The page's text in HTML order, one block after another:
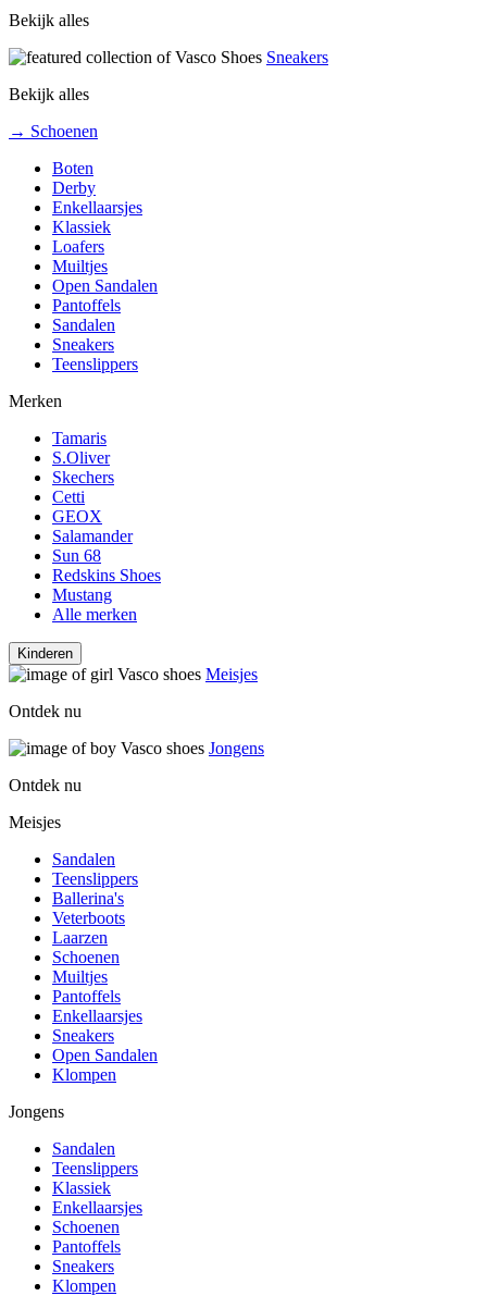
Bekijk alles
Sneakers
Bekijk alles
→ Schoenen
Boten
Derby
Enkellaarsjes
Klassiek
Loafers
Muiltjes
Open Sandalen
Pantoffels
Sandalen
Sneakers
Teenslippers
Merken
Tamaris
S.Oliver
Skechers
Cetti
GEOX
Salamander
Sun 68
Redskins Shoes
Mustang
Alle merken
Kinderen
Meisjes
Ontdek nu
Jongens
Ontdek nu
Meisjes
Sandalen
Teenslippers
Ballerina's
Veterboots
Laarzen
Schoenen
Muiltjes
Pantoffels
Enkellaarsjes
Sneakers
Open Sandalen
Klompen
Jongens
Sandalen
Teenslippers
Klassiek
Enkellaarsjes
Schoenen
Pantoffels
Sneakers
Klompen